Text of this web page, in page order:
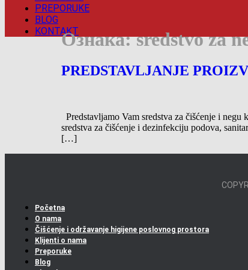
PREPORUKE
BLOG
KONTAKTОзнака:sredstvo za
PREDSTAVLJANJE
Predstavljamo Vam sredstva za čišćenje i
sredstva za čišćenje i dezinfekciju podova,
[…]
Početna
O nama
Čišćenje i održavanje higijene poslovnog prostora
Klijenti o nama
Preporuke
Blog